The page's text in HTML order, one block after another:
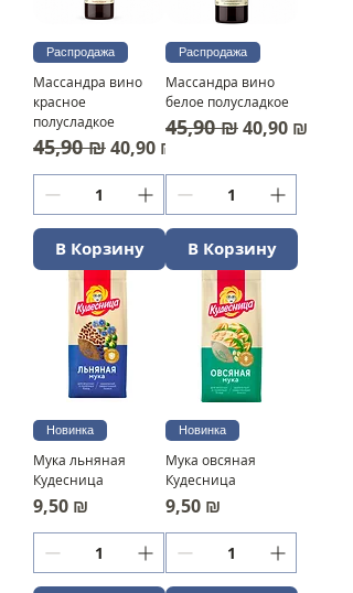
Распродажа
Массандра вино
красное
полусладкое
Обычная цена
45,90 ₪Цена со скидкой
40,90 ₪
В Корзину
Распродажа
Массандра вино
белое полусладкое
Обычная цена
45,90 ₪Цена со
40,90 ₪
В Корзину
Новинка
Мука льняная
Кудесница
Цена
9,50 ₪
Новинка
Мука овсяная
Кудесница
Цена
9,50 ₪